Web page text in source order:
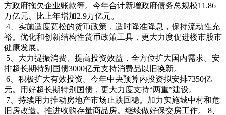
方政府拖欠企业账款等。今年合计新增政府债务总规模11.86
万亿元、比上年增加2.9万亿元。
4、实施适度宽松的货币政策，适时降准降息，保持流动性充
裕。优化和创新结构性货币政策工具，更大力度促进楼市股市
健康发展。
5、大力提振消费、提高投资效益，全方位扩大国内需求。安
排超长期特别国债3000亿元支持消费品以旧换新。
6、积极扩大有效投资。今年中央预算内投资拟安排7350亿
元。用好超长期特别国债，更大力度支持“两重”建设。
7、持续用力推动房地产市场止跌回稳。加力实施城中村和危
旧房改造。推进收购存量商品房。继续做好保交房工作。 8、